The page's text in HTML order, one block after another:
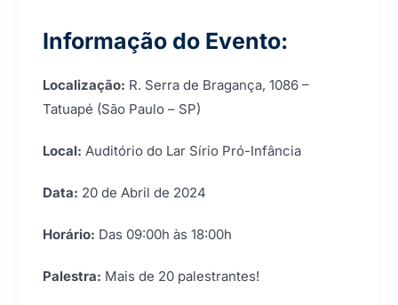
Informação do Evento:
Localização: R. Serra de Bragança, 1086 –
Tatuapé (São Paulo – SP)
Local: Auditório do Lar Sírio Pró-Infância
Data: 20 de Abril de 2024
Horário: Das 09:00h às 18:00h
Palestra: Mais de 20 palestrantes!